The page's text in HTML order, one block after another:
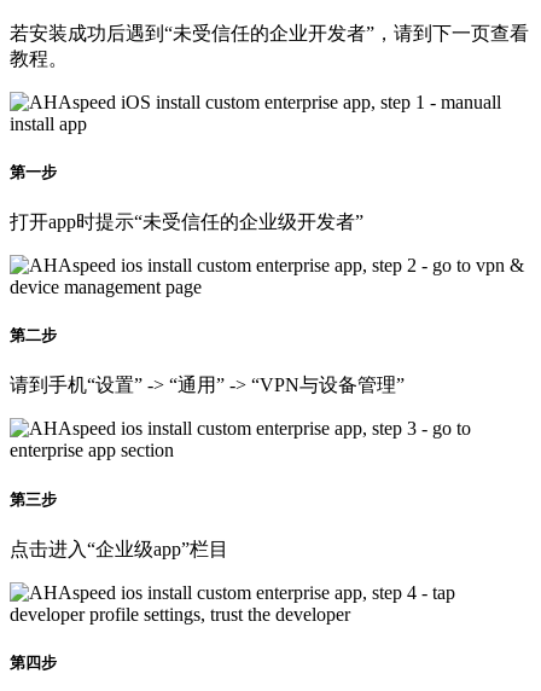
若安装成功后遇到“未受信任的企业开发者”，请到下一页查看
教程。
第一步
打开app时提示“未受信任的企业级开发者”
第二步
请到手机“设置” -> “通用” -> “VPN与设备管理”
第三步
点击进入“企业级app”栏目
第四步